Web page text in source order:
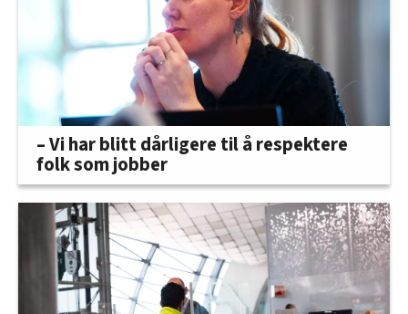
– Vi har blitt dårligere til å respektere
folk som jobber